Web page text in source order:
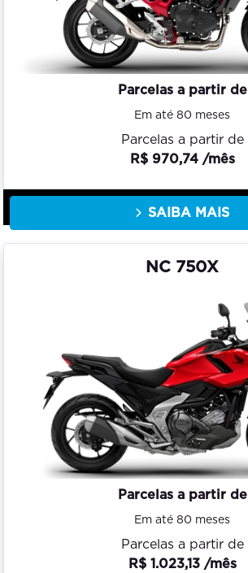
Parcelas a partir de
Em até 80 meses
Parcelas a partir de
R$ 970,74 /mês
SAIBA MAIS
NC 750X
Parcelas a partir de
Em até 80 meses
Parcelas a partir de
R$ 1.023,13 /mês